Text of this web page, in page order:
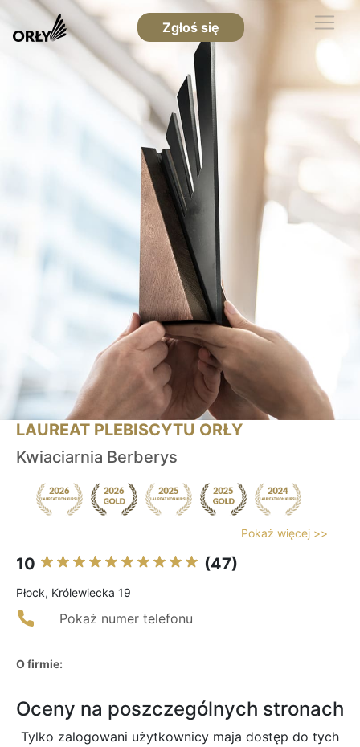
Zgłoś się
LAUREAT PLEBISCYTU ORŁY
Kwiaciarnia Berberys
Pokaż więcej >>
10 (47)
Płock, Królewiecka 19
Pokaż numer telefonu
O firmie:
Oceny na poszczególnych stronach
Tylko zalogowani użytkownicy maja dostęp do tych